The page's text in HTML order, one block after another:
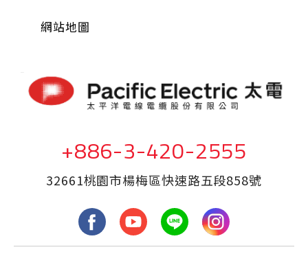
網站地圖
+886-3-420-2555
32661桃園市楊梅區快速路五段858號
fb yout LINE Inst